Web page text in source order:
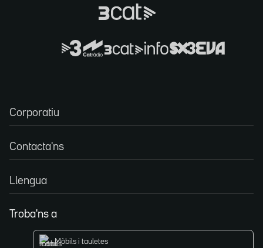
Corporatiu
Contacta'ns
Llengua
Troba'ns a
Mòbils i tauletes